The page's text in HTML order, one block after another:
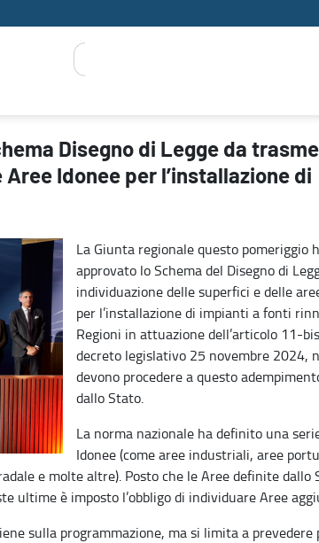
al Consiglio sulle cosiddette Aree Idonee per
Disegno di Legge da
Idonee per l’installazione di
La Giunta regionale questo pomeriggio
approvato lo Schema del Disegno di
individuazione delle superfici e delle
per l’installazione di impianti a fonti
Regioni in attuazione dell’articolo 11-
decreto legislativo 25 novembre 2024,
devono procedere a questo
dallo Stato.
La norma nazionale ha definito una
Idonee (come aree industriali, aree
e molte altre). Posto che le Aree definite dallo
ultime è imposto l’obbligo di individuare Aree
sulla programmazione, ma si limita a prevedere